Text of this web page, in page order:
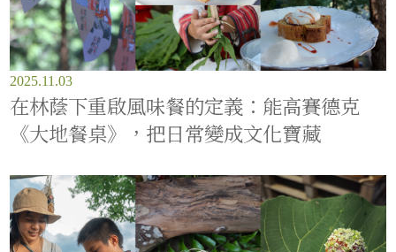
2025.11.03
在林蔭下重啟風味餐的定義：能高賽德克
《大地餐桌》，把日常變成文化寶藏